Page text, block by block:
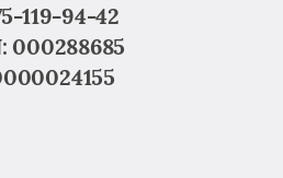
119-94-42
000288685